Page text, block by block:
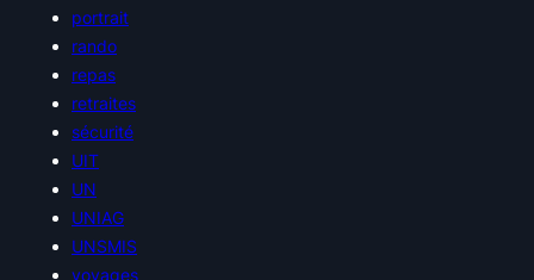
portrait
rando
repas
retraites
sécurité
UIT
UN
UNIAG
UNSMIS
voyages